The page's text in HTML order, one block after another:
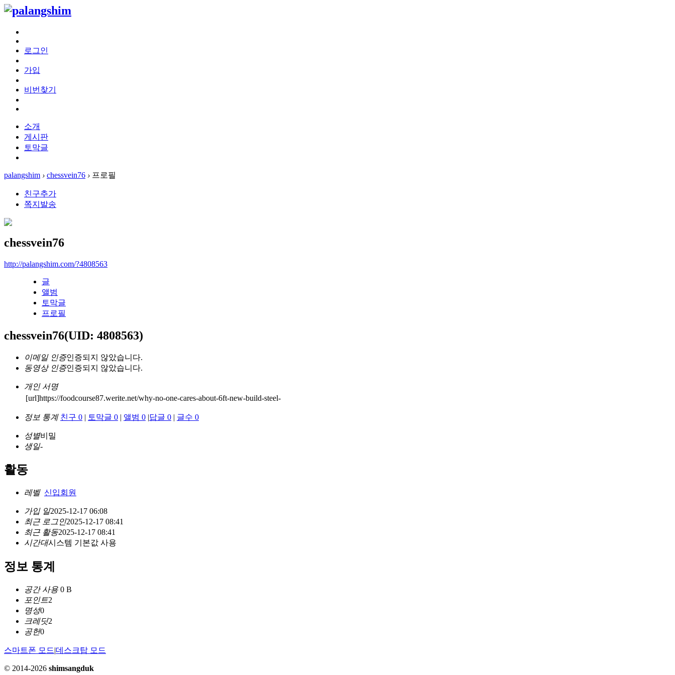
로그인
가입
비번찾기
소개
게시판
토막글
palangshim › chessvein76 › 프로필
친구추가
쪽지발송
chessvein76
http://palangshim.com/?4808563
글
앨범
토막글
프로필
chessvein76(UID: 4808563)
이메일 인증인증되지 않았습니다.
동영상 인증인증되지 않았습니다.
개인 서명
[url]https://foodcourse87.werite.net/why-no-one-cares-about-6ft-new-build-steel-
정보 통계 친구 0 | 토막글 0 | 앨범 0 |답글 0 | 글수 0
성별비밀
생일-
활동
레벨 신입회원
가입 일2025-12-17 06:08
최근 로그인2025-12-17 08:41
최근 활동2025-12-17 08:41
시간대시스템 기본값 사용
정보 통계
공간 사용 0 B
포인트2
명성0
크레딧2
공헌0
스마트폰 모드|데스크탑 모드
© 2014-2026 shimsangduk